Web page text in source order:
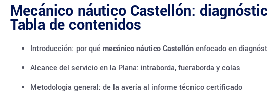
Mecánico náutico Castellón:
Tabla de contenidos
Introducción: por qué mecánico náutico Castellónenfocado en
Alcance del servicio en la Plana: intraborda, fueraborda y colas
Metodología general: de la avería al informe técnico certificado